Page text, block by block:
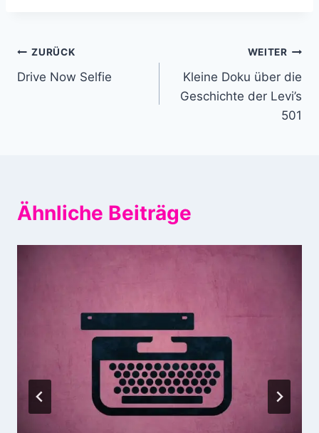
Beitragsnavigation
ZURÜCK
Drive Now Selfie
WEITER
Kleine Doku über die
Geschichte der Levi’s
501
Ähnliche Beiträge